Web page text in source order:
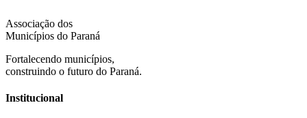
Associação dos
Municípios do Paraná
Fortalecendo municípios,
construindo o futuro do Paraná.
Institucional